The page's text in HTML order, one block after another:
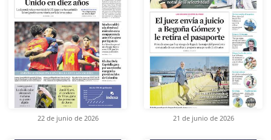
22 de junio de 2026 21 de junio de 2026